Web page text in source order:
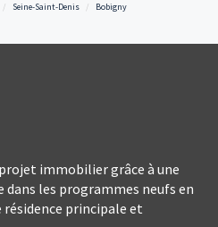
Seine-Saint-Denis
Bobigny
immobilier grâce à une
dans les programmes neufs en
principale et